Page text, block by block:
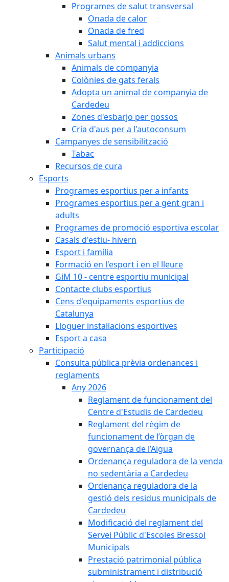
Programes de salut transversal
Onada de calor
Onada de fred
Salut mental i addiccions
Animals urbans
Animals de companyia
Colònies de gats ferals
Adopta un animal de companyia de
Cardedeu
Zones d'esbarjo per gossos
Cria d'aus per a l'autoconsum
Campanyes de sensibilització
Tabac
Recursos de cura
Esports
Programes esportius per a infants
Programes esportius per a gent gran i
adults
Programes de promoció esportiva escolar
Casals d'estiu- hivern
Esport i família
Formació en l'esport i en el lleure
GiM 10 - centre esportiu municipal
Contacte clubs esportius
Cens d'equipaments esportius de
Catalunya
Lloguer instal·lacions esportives
Esport a casa
Participació
Consulta pública prèvia ordenances i
reglaments
Any 2026
Reglament de funcionament del
Centre d'Estudis de Cardedeu
Reglament del règim de
funcionament de l’òrgan de
governança de l’Aigua
Ordenança reguladora de la venda
no sedentària a Cardedeu
Ordenança reguladora de la
gestió dels residus municipals de
Cardedeu
Modificació del reglament del
Servei Públic d'Escoles Bressol
Municipals
Prestació patrimonial pública
subministrament i distribució